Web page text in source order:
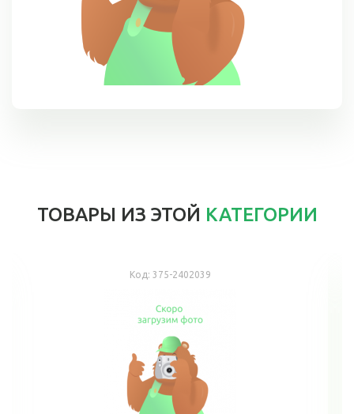
ТОВАРЫ ИЗ ЭТОЙ КАТЕГОРИИ
Код: 375-2402039